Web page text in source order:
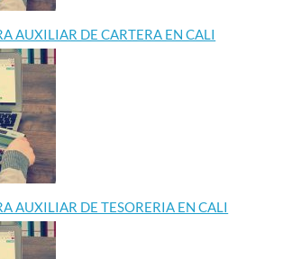
AUXILIAR DE CARTERA EN CALI
AUXILIAR DE TESORERIA EN CALI